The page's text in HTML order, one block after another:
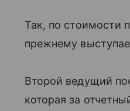
Так, по стоимости
прежнему
Второй ведущий
которая за